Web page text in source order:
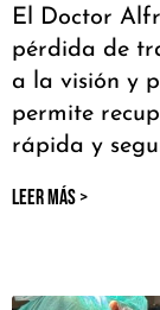
El Doctor
pérdida de
a la visión y
permite
rápida y
LEER MÁS >